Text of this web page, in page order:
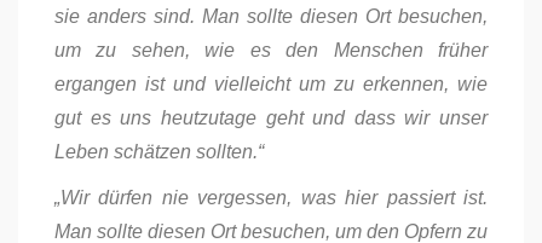
sie anders sind. Man sollte diesen Ort besuchen,
um zu sehen, wie es den Menschen früher
ergangen ist und vielleicht um zu erkennen, wie
gut es uns heutzutage geht und dass wir unser
Leben schätzen sollten.“
„Wir dürfen nie vergessen, was hier passiert ist.
Man sollte diesen Ort besuchen, um den Opfern zu